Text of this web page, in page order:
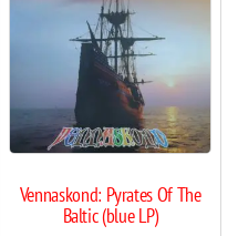
Vennaskond: Pyrates Of The
Baltic (blue LP)